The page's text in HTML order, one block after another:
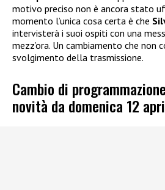
motivo preciso non è ancora stato
momento l’unica cosa certa è che
intervisterà i suoi ospiti con una
mezz’ora. Un cambiamento che
svolgimento della trasmissione.
Cambio di
novità da domenica 12